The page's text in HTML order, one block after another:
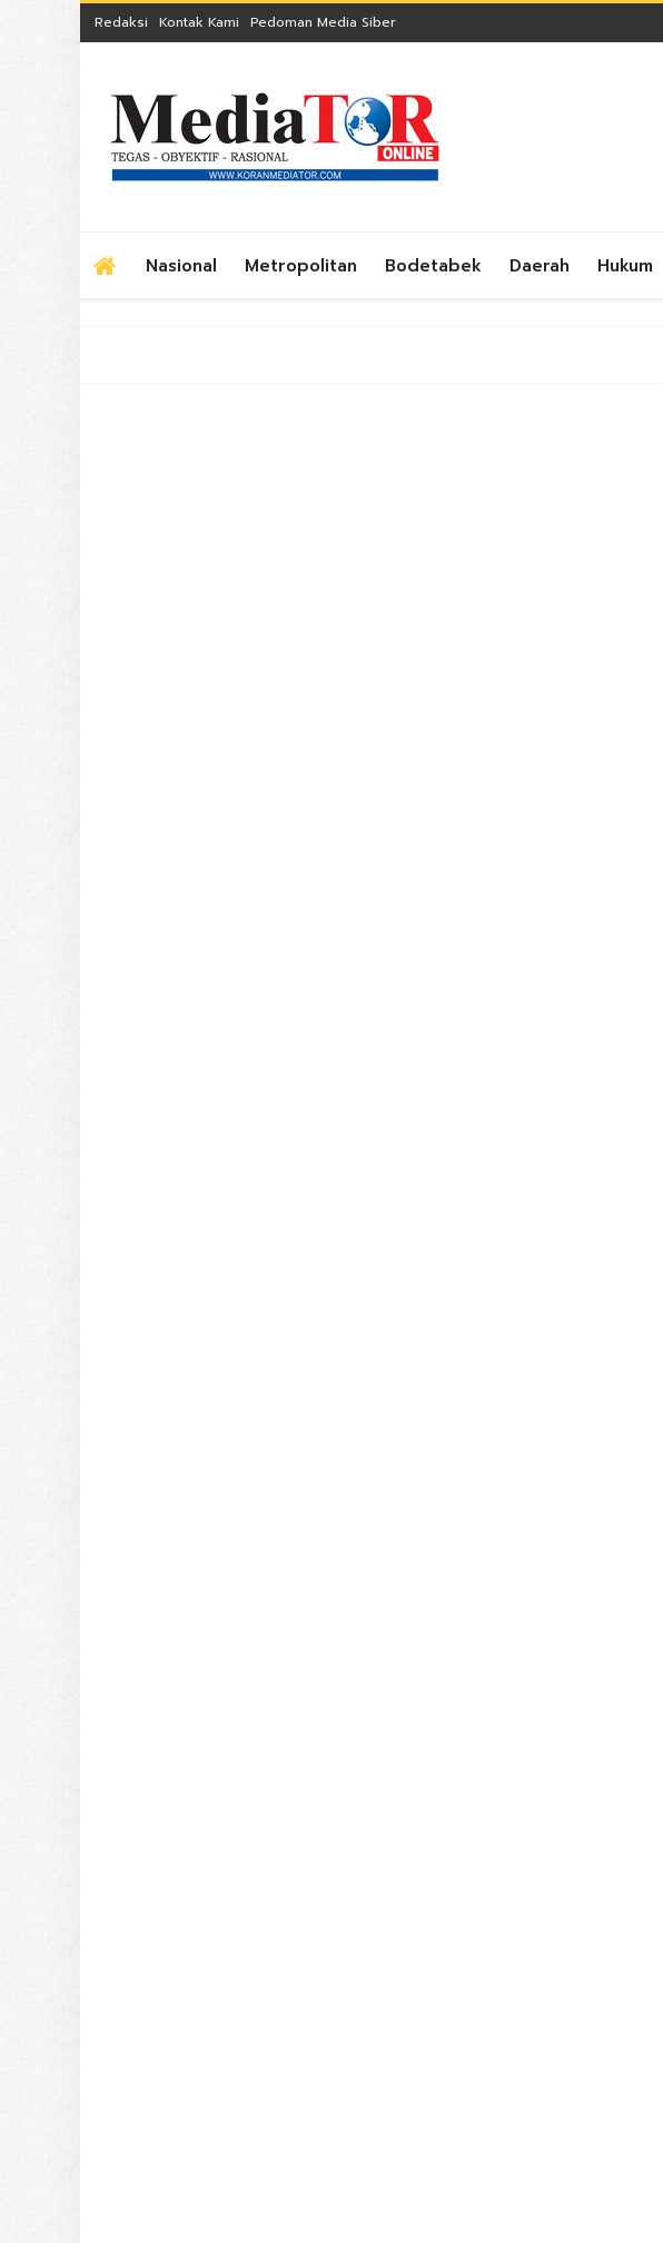
Redaksi Kontak Kami Pedoman Media Siber
Nasional Metropolitan Bodetabek Daerah Hukum